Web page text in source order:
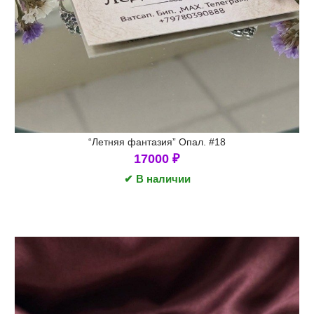
“Летняя фантазия” Опал. #18
17000 ₽
✔ В наличии